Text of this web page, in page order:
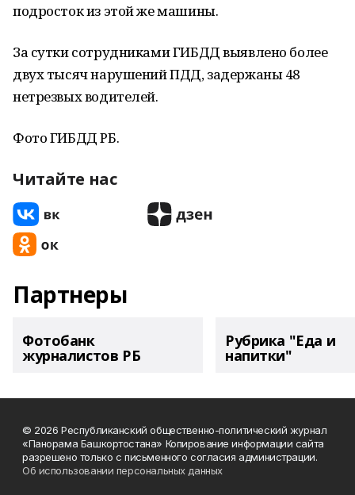
подросток из этой же машины.
За сутки сотрудниками ГИБДД выявлено более
двух тысяч нарушений ПДД, задержаны 48
нетрезвых водителей.
Фото ГИБДД РБ.
Читайте нас
Партнеры
Фотобанк
журналистов РБ
Рубрика "Еда и
напитки"
© 2026 Республиканский общественно-политический журнал
«Панорама Башкортостана» Копирование информации сайта
разрешено только с письменного согласия администрации.
Об использовании персональных данных